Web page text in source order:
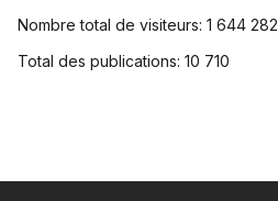
Nombre total de visiteurs: 1 644 282
Total des publications: 10 710